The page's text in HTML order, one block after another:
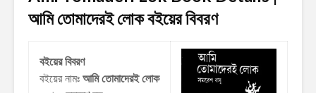
আমি তোমাদেরই লোকবইয়ের বিবরণ
বইয়ের বিবরণ
বইয়ের নামঃ আমি তোমাদেরই লোক